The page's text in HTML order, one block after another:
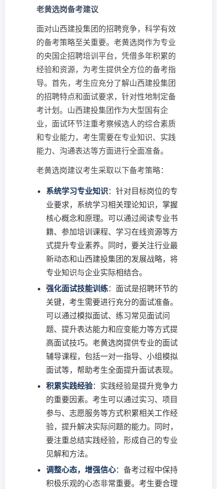
老黄选岗备考建议
面对山西建投集团的招聘竞争，科学有效
的备考策略至关重要。老黄选岗作为专业
的央国企招聘培训平台，凭借多年积累的
经验和资源，为考生提供全方位的备考指
导。首先，考生应充分了解山西建投集团
的招聘特点和面试要求，针对性地制定备
考计划。山西建投集团作为大型国有企
业，面试环节注重考察候选人的综合素质
和专业能力，考生需要在专业知识、实践
能力、沟通表达等方面进行全面准备。
老黄选岗建议考生采取以下备考策略：
系统学习专业知识：针对目标岗位的专
业要求，系统学习相关理论知识，掌握
核心概念和原理。可以通过阅读专业书
籍、参加培训课程、学习在线资源等方
式提升专业素养。同时，要关注行业最
新动态和山西建投集团的发展战略，将
专业知识与企业实际相结合。
强化面试技能训练：面试是招聘环节的
关键，考生需要进行充分的面试准备。
可以通过模拟面试、练习常见面试问
题、提升表达能力和应变能力等方式提
高面试技巧。老黄选岗提供专业的面试
辅导课程，包括一对一指导、小组模拟
面试等，帮助考生全面提升面试表现。
积累实践经验：实践经验是提升竞争力
的重要因素。考生可以通过实习、项目
参与、志愿服务等方式积累相关工作经
验，提升解决实际问题的能力。同时，
要注重总结实践经验，形成自己的专业
见解和方法。
调整心态，增强信心：备考过程中保持
积极乐观的心态非常重要。考生要合理